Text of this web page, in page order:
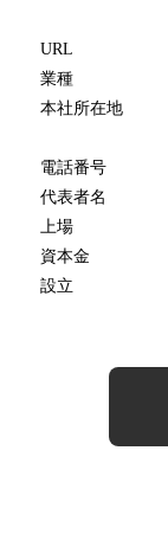
URL
業種
本社所在地
電話番号
代表者名
上場
資本金
設立